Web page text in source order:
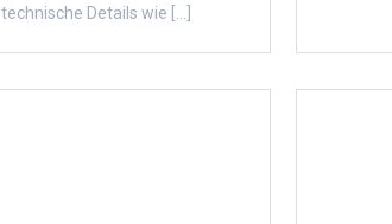
technische Details wie [...]